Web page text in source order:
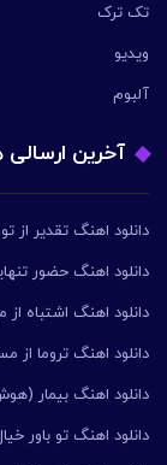
تک ترک
ویدیو
آلبوم
آخرین ارسالی
دانلود اهنگ تقدیر از
دانلود اهنگ حضور
دانلود اهنگ اشتباه از
دانلود اهنگ تروما از
دانلود اهنگ بیمار
دانلود اهنگ تو باور